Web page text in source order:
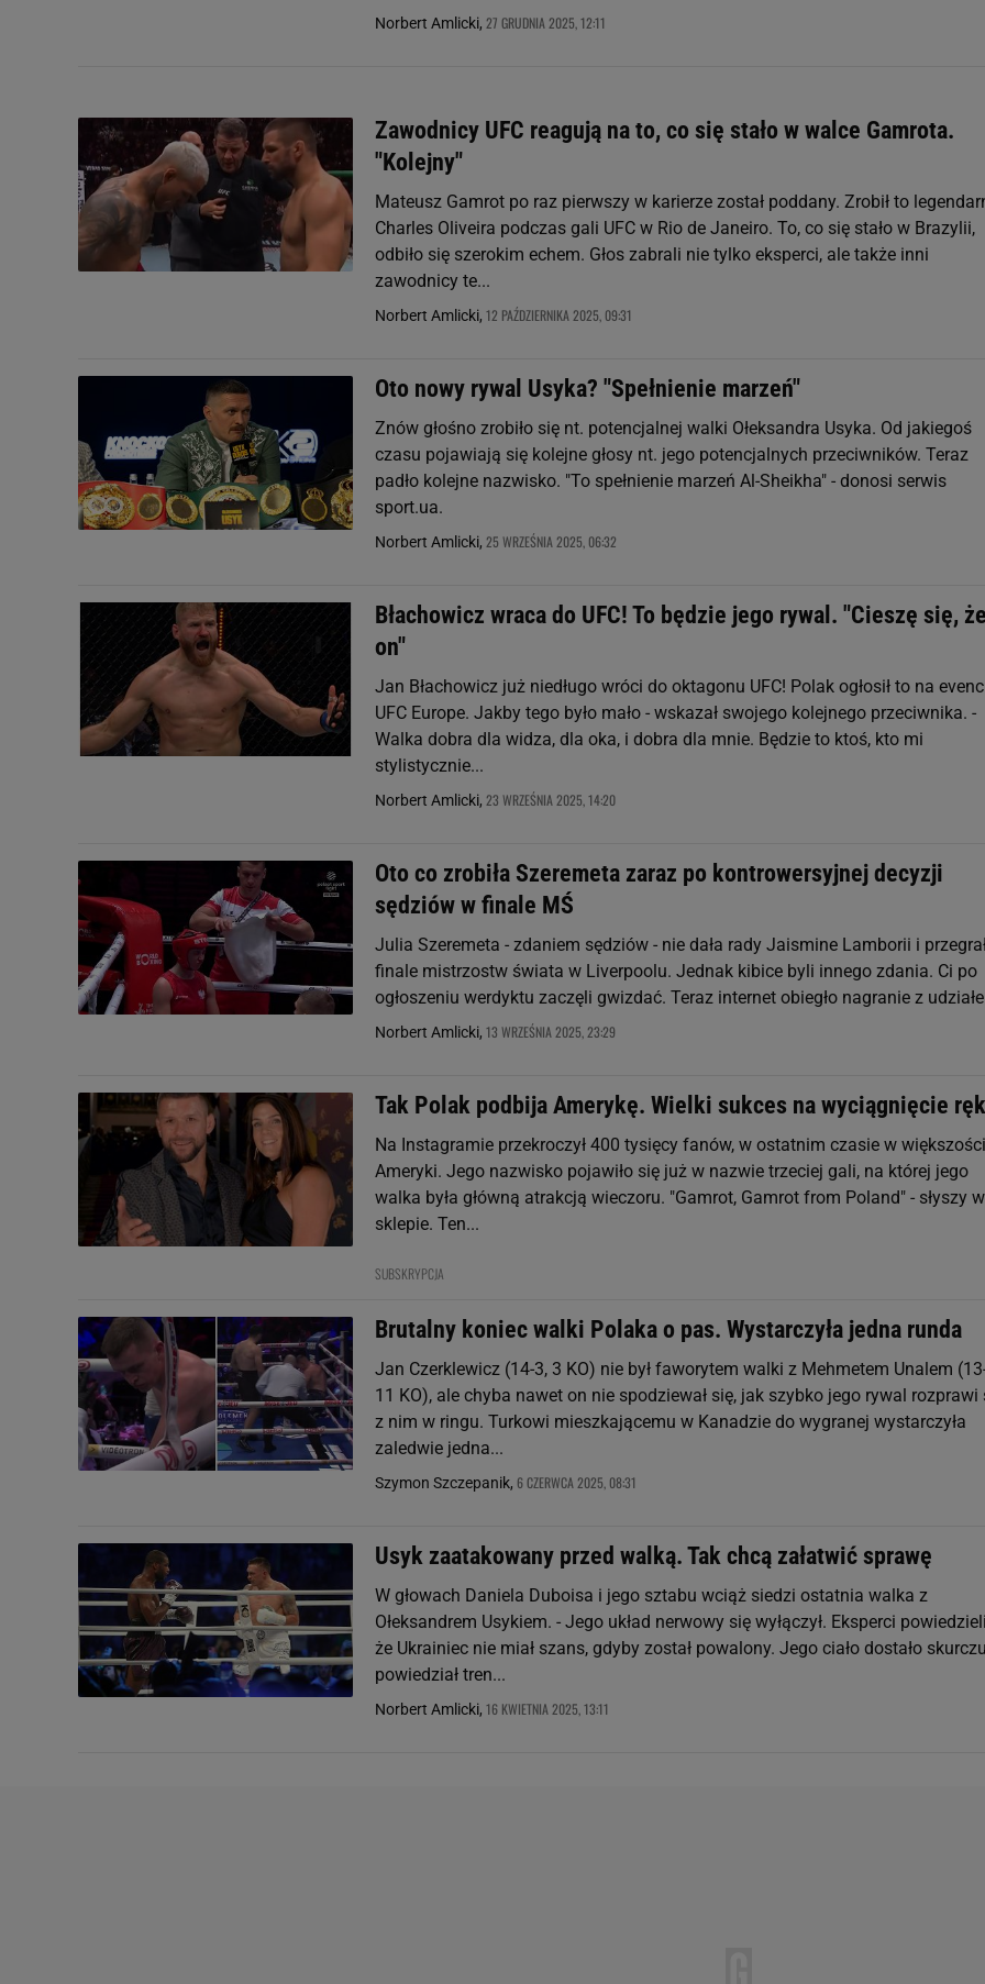
Norbert Amlicki, 27 GRUDNIA 2025, 12:11
Zawodnicy UFC reagują na to, co się stało w walce Gamrota.
"Kolejny"
Mateusz Gamrot po raz pierwszy w karierze został poddany. Zrobił to
Charles Oliveira podczas gali UFC w Rio de Janeiro. To, co się stało w Brazylii,
odbiło się szerokim echem. Głos zabrali nie tylko eksperci, ale także inni
zawodnicy te...
Norbert Amlicki, 12 PAŹDZIERNIKA 2025, 09:31
Oto nowy rywal Usyka? "Spełnienie marzeń"
Znów głośno zrobiło się nt. potencjalnej walki Ołeksandra Usyka. Od jakiegoś
czasu pojawiają się kolejne głosy nt. jego potencjalnych przeciwników. Teraz
padło kolejne nazwisko. "To spełnienie marzeń Al-Sheikha" - donosi serwis
sport.ua.
Norbert Amlicki, 25 WRZEŚNIA 2025, 06:32
Błachowicz wraca do UFC! To będzie jego rywal. "Cieszę się,
on"
Jan Błachowicz już niedługo wróci do oktagonu UFC! Polak ogłosił to na
UFC Europe. Jakby tego było mało - wskazał swojego kolejnego przeciwnika. -
Walka dobra dla widza, dla oka, i dobra dla mnie. Będzie to ktoś, kto mi
stylistycznie...
Norbert Amlicki, 23 WRZEŚNIA 2025, 14:20
Oto co zrobiła Szeremeta zaraz po kontrowersyjnej decyzji
sędziów w finale MŚ
Julia Szeremeta - zdaniem sędziów - nie dała rady Jaismine Lamborii i
finale mistrzostw świata w Liverpoolu. Jednak kibice byli innego zdania. Ci po
ogłoszeniu werdyktu zaczęli gwizdać. Teraz internet obiegło nagranie z
Norbert Amlicki, 13 WRZEŚNIA 2025, 23:29
Tak Polak podbija Amerykę. Wielki sukces na wyciągnięcie
Na Instagramie przekroczył 400 tysięcy fanów, w ostatnim czasie w
Ameryki. Jego nazwisko pojawiło się już w nazwie trzeciej gali, na której jego
walka była główną atrakcją wieczoru. "Gamrot, Gamrot from Poland" - słyszy w
sklepie. Ten...
SUBSKRYPCJA
Brutalny koniec walki Polaka o pas. Wystarczyła jedna runda
Jan Czerklewicz (14-3, 3 KO) nie był faworytem walki z Mehmetem Unalem
11 KO), ale chyba nawet on nie spodziewał się, jak szybko jego rywal rozprawi
z nim w ringu. Turkowi mieszkającemu w Kanadzie do wygranej wystarczyła
zaledwie jedna...
Szymon Szczepanik, 6 CZERWCA 2025, 08:31
Usyk zaatakowany przed walką. Tak chcą załatwić sprawę
W głowach Daniela Duboisa i jego sztabu wciąż siedzi ostatnia walka z
Ołeksandrem Usykiem. - Jego układ nerwowy się wyłączył. Eksperci
że Ukrainiec nie miał szans, gdyby został powalony. Jego ciało dostało
powiedział tren...
Norbert Amlicki, 16 KWIETNIA 2025, 13:11